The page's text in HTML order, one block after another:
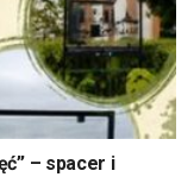
– spacer i